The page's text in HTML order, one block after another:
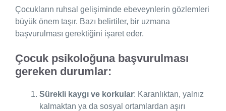
Çocukların ruhsal gelişiminde ebeveynlerin gözlemleri
büyük önem taşır. Bazı belirtiler, bir uzmana
başvurulması gerektiğini işaret eder.
Çocuk psikoloğuna başvurulması
gereken durumlar:
Sürekli kaygı ve korkular: Karanlıktan, yalnız
kalmaktan ya da sosyal ortamlardan aşırı